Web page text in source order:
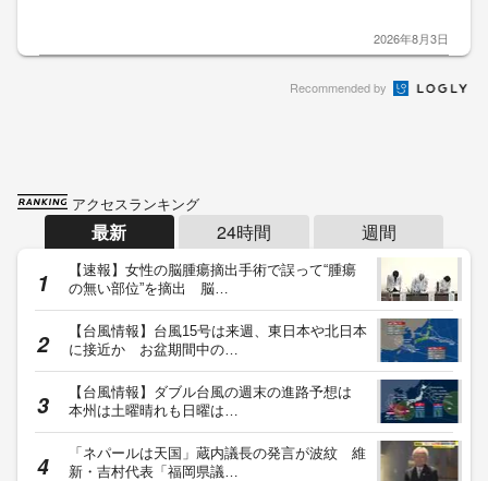
2026年8月3日
Recommended by
アクセスランキング
最新 24時間 週間
【速報】女性の脳腫瘍摘出手術で誤って“腫瘍
の無い部位”を摘出 脳…
【台風情報】台風15号は来週、東日本や北日本
に接近か お盆期間中の…
【台風情報】ダブル台風の週末の進路予想は
本州は土曜晴れも日曜は…
「ネパールは天国」蔵内議長の発言が波紋 維
新・吉村代表「福岡県議…